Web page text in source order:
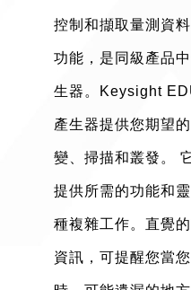
控制和擷取量測資
功能，是同級產品
生器。Keysight
產生器提供您期望
變、掃描和叢發。
提供所需的功能和
種複雜工作。直覺
資訊，可提醒您當